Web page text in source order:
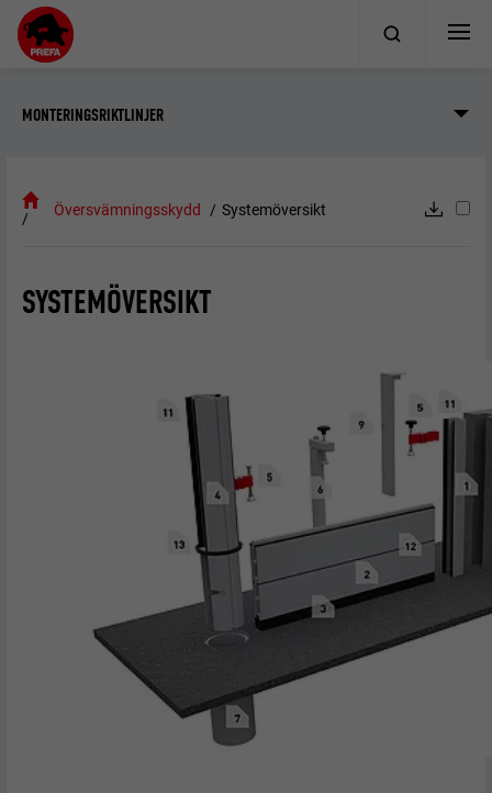
MONTERINGSRIKTLINJER
Översvämningsskydd Systemöversikt
SYSTEMÖVERSIKT